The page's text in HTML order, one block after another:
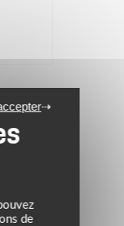
de